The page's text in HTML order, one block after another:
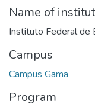
Name of
Instituto Federal de
Campus
Campus Gama
Program